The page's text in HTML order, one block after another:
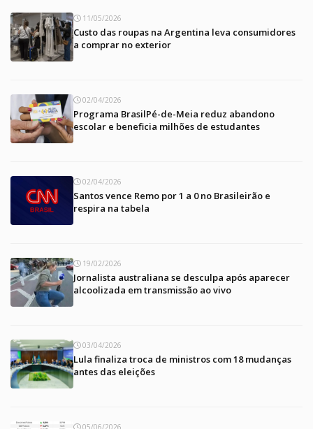
11/05/2026
Custo das roupas na Argentina leva consumidores
a comprar no exterior
02/04/2026
Programa BrasilPé-de-Meia reduz abandono
escolar e beneficia milhões de estudantes
02/04/2026
Santos vence Remo por 1 a 0 no Brasileirão e
respira na tabela
19/02/2026
Jornalista australiana se desculpa após aparecer
alcoolizada em transmissão ao vivo
03/04/2026
Lula finaliza troca de ministros com 18 mudanças
antes das eleições
05/06/2026